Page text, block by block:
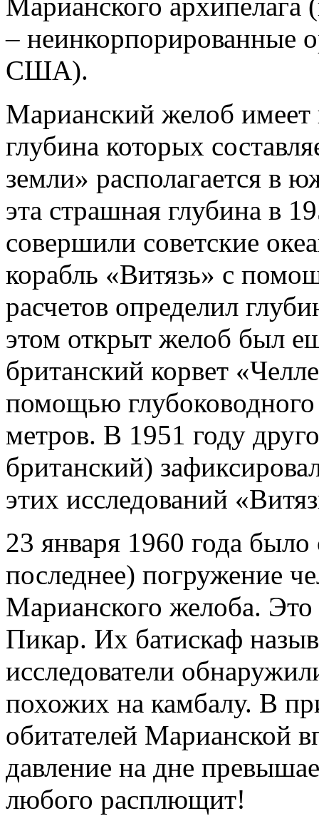
– неинкорпорированные
США).
Марианский желоб имеет
глубина которых
земли» располагается в
эта страшная глубина в
совершили советские
корабль «Витязь» с
расчетов определил
этом открыт желоб был
британский корвет
помощью
метров. В 1951 году
британский)
этих исследований
23 января 1960 года
последнее) погружение
Марианского желоба.
Пикар. Их батискаф
исследователи
похожих на камбалу. В
обитателей Марианской
давление на дне
любого расплющит!